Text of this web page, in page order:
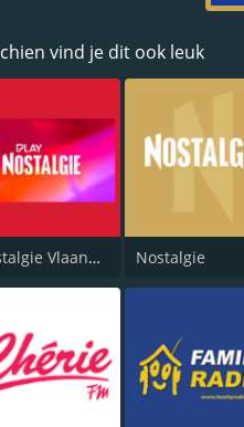
vind je dit ook leuk
Nostalgie Vlaanderen Nostalgie